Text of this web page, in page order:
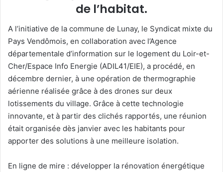
de l’habitat.
A l’initiative de la commune de Lunay, le Syndicat mixte du
Pays Vendômois, en collaboration avec l’Agence
départementale d’information sur le logement du Loir-et-
Cher/Espace Info Energie (ADIL41/EIE), a procédé, en
décembre dernier, à une opération de thermographie
aérienne réalisée grâce à des drones sur deux
lotissements du village. Grâce à cette technologie
innovante, et à partir des clichés rapportés, une réunion
était organisée dès janvier avec les habitants pour
apporter des solutions à une meilleure isolation.
En ligne de mire : développer la rénovation énergétique